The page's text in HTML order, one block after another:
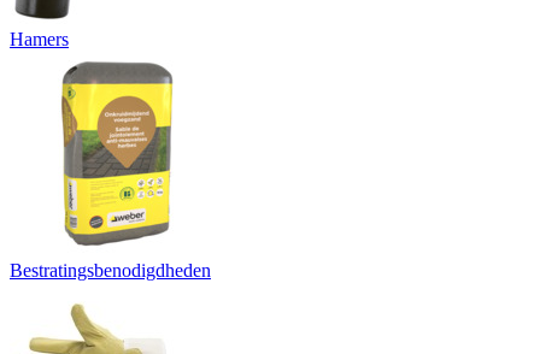
Hamers
Bestratingsbenodigdheden